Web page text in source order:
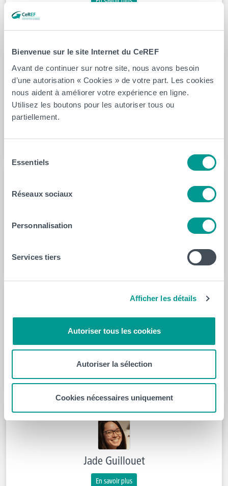
Bienvenue sur le site Internet du CeREF
Avant de continuer sur notre site, nous avons besoin
d’une autorisation « Cookies » de votre part. Les cookies
nous aident à améliorer votre expérience en ligne.
Utilisez les boutons pour les autoriser tous ou
partiellement.
Essentiels
Réseaux sociaux
Personnalisation
Services tiers
Afficher les détails
Autoriser tous les cookies
Autoriser la sélection
Cookies nécessaires uniquement
Céline Bruni
Stéphanie Dehouck
En savoir plus
Jade Guillouet
En savoir plus